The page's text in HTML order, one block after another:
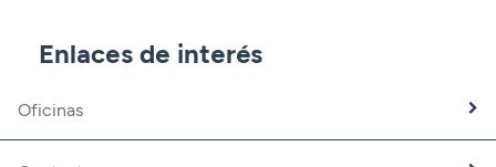
Banca Partner
Trabaja con nosotros
Fundación CBNK
Enlaces de interés
Oficinas